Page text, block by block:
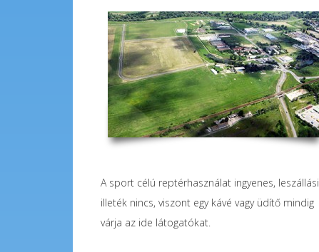
A sport célú reptérhasználat ingyenes, leszállási
illeték nincs, viszont egy kávé vagy üdítő mindig
várja az ide látogatókat.